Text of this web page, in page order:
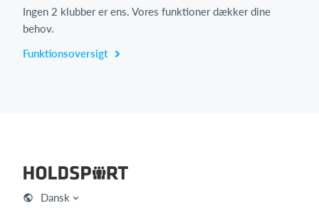
Ingen 2 klubber er ens. Vores funktioner dækker dine
behov.
Funktionsoversigt
Dansk